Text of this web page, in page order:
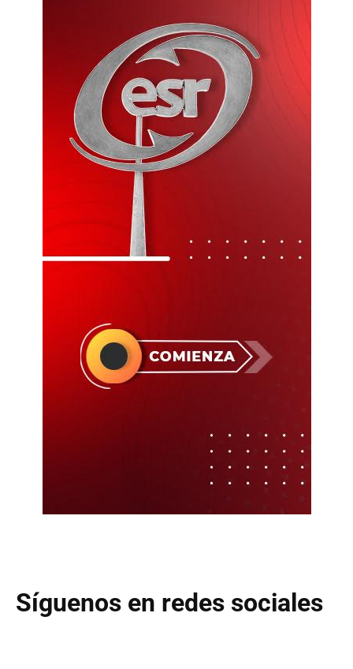
Síguenos en redes sociales